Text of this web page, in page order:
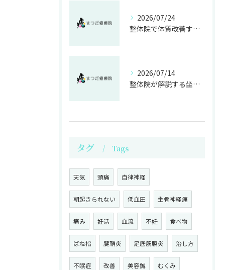
2026/07/24
整体院で体質改善する不妊施術の効果
2026/07/14
整体院が解説する坐骨神経痛の原因と痛み軽減法
タグ Tags
天気 頭痛 自律神経
朝起きられない 低血圧 坐骨神経痛
痛み 妊活 血流 不妊 食べ物
ばね指 腱鞘炎 足底筋膜炎 治し方
不眠症 改善 美容鍼 むくみ